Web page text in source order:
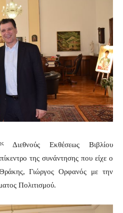
Διεθνούς Εκθέσεως Βιβλίου
της συνάντησης που είχε ο
Γιώργος Ορφανός με την
Πολιτισμού.